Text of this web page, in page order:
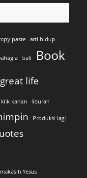
paste arti hidup
bali Book
great life
klik kanan liburan
Produksi lagi
Yesus